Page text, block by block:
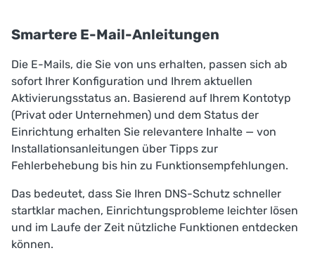
Smartere E-Mail-Anleitungen
Die E-Mails, die Sie von uns erhalten, passen sich ab
sofort Ihrer Konfiguration und Ihrem aktuellen
Aktivierungsstatus an. Basierend auf Ihrem Kontotyp
(Privat oder Unternehmen) und dem Status der
Einrichtung erhalten Sie relevantere Inhalte — von
Installationsanleitungen über Tipps zur
Fehlerbehebung bis hin zu Funktionsempfehlungen.
Das bedeutet, dass Sie Ihren DNS-Schutz schneller
startklar machen, Einrichtungsprobleme leichter lösen
und im Laufe der Zeit nützliche Funktionen entdecken
können.